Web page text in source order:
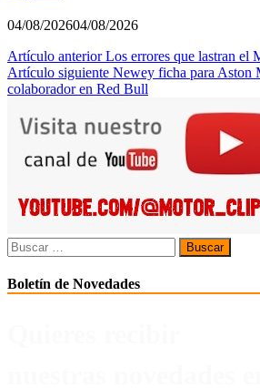
04/08/202604/08/2026
Navegación
de
Artículo anterior Los errores que lastran el
Artículo siguiente Newey ficha para Aston
colaborador en Red Bull
Buscar:
Boletín de Novedades